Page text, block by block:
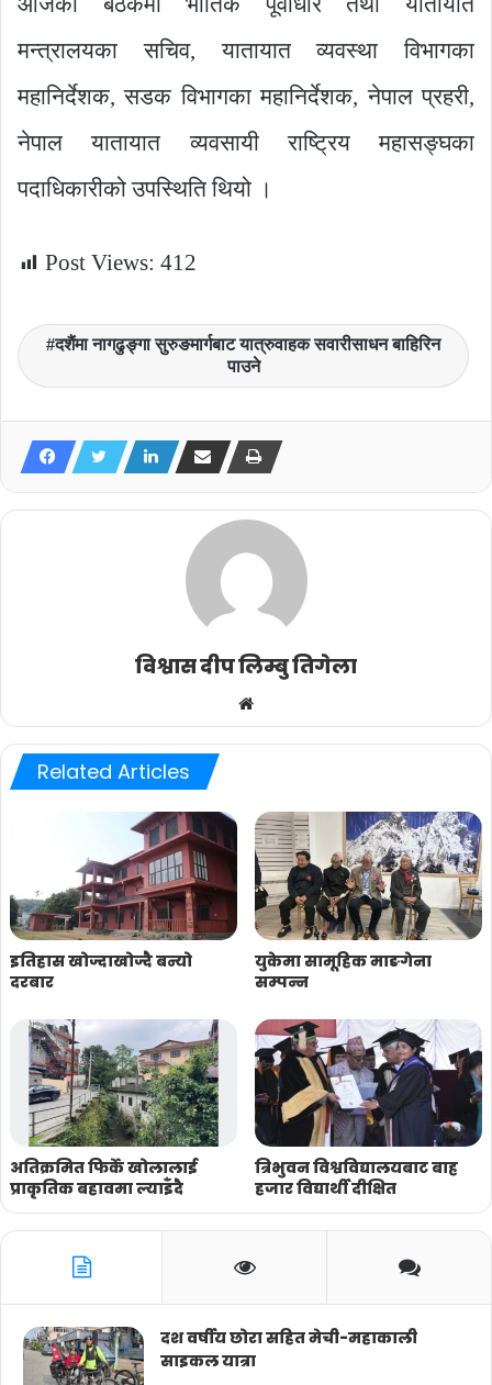
मन्त्रालयका सचिव, यातायात व्यवस्था विभागका
महानिर्देशक, सडक विभागका महानिर्देशक, नेपाल प्रहरी,
नेपाल यातायात व्यवसायी राष्ट्रिय महासङ्घका
पदाधिकारीको उपस्थिति थियो ।
Post Views: 412
दशैंमा नागढुङ्गा सुरुङमार्गबाट यात्रुवाहक सवारीसाधन बाहिरिन
पाउने
विश्वास दीप लिम्बु तिगेला
Website
Related Articles
इतिहास खोज्दाखोज्दै बन्यो
दरबार
युकेमा सामूहिक माङगेना
सम्पन्न
अतिक्रमित फिर्के खोलालाई
प्राकृतिक बहावमा ल्याइँदै
त्रिभुवन विश्वविद्यालयबाट बाह्र
हजार विद्यार्थी दीक्षित
दश वर्षीय छोरा सहित मेची-महाकाली
साइकल यात्रा